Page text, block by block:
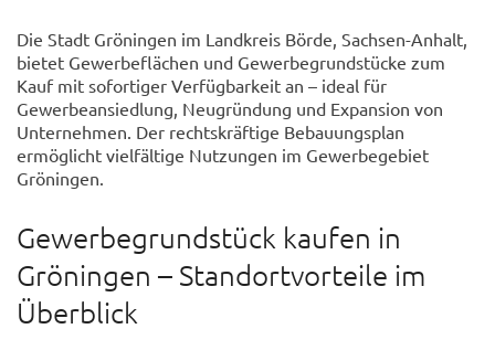
Die Stadt Gröningen im Landkreis Börde, Sachsen-Anhalt,
bietet Gewerbeflächen und Gewerbegrundstücke zum
Kauf mit sofortiger Verfügbarkeit an – ideal für
Gewerbeansiedlung, Neugründung und Expansion von
Unternehmen. Der rechtskräftige Bebauungsplan
ermöglicht vielfältige Nutzungen im Gewerbegebiet
Gröningen.
Gewerbegrundstück kaufen in
Gröningen – Standortvorteile im
Überblick